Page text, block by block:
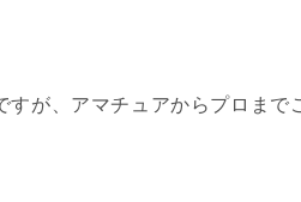
が、アマチュアからプロま